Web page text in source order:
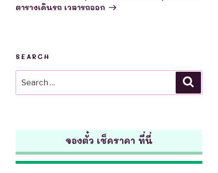
ตารางเดินรถ เวลารถออก
SEARCH
for:
จองตั๋ว เช็คราคา ที่นี่